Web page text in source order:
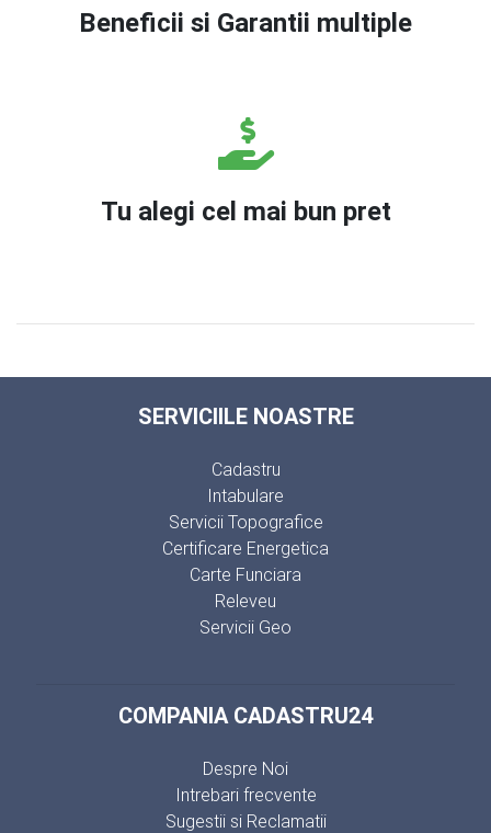
Beneficii si Garantii multiple
Tu alegi cel mai bun pret
SERVICIILE NOASTRE
Cadastru
Intabulare
Servicii Topografice
Certificare Energetica
Carte Funciara
Releveu
Servicii Geo
COMPANIA CADASTRU24
Despre Noi
Intrebari frecvente
Sugestii si Reclamatii